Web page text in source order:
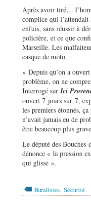
Après avoir tiré…
complice qui
enfuis, sans réussir à
policière, et ce que
Marseille. Les
casque de moto.
« Depuis qu’on a
problème, on ne
Interrogé sur Ici
ouvert 7 jours sur 7,
les premiers étonnés,
n’avait jamais eu de
être beaucoup plus
Le député des
dénonce « la pression
qui glisse ».
Buralistes, Sécurité